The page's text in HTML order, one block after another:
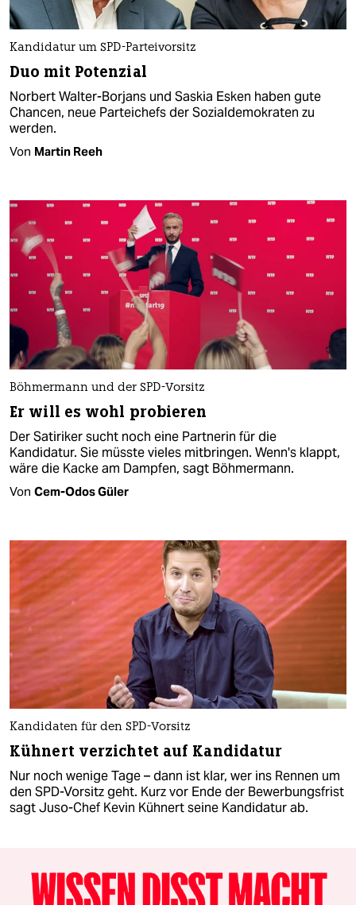
Kandidatur um SPD-Parteivorsitz
Duo mit Potenzial
Norbert Walter-Borjans und Saskia Esken haben gute
Chancen, neue Parteichefs der Sozialdemokraten zu
werden.
Von Martin Reeh
Böhmermann und der SPD-Vorsitz
Er will es wohl probieren
Der Satiriker sucht noch eine Partnerin für die
Kandidatur. Sie müsste vieles mitbringen. Wenn's klappt,
wäre die Kacke am Dampfen, sagt Böhmermann.
Von Cem-Odos Güler
Kandidaten für den SPD-Vorsitz
Kühnert verzichtet auf Kandidatur
Nur noch wenige Tage – dann ist klar, wer ins Rennen um
den SPD-Vorsitz geht. Kurz vor Ende der Bewerbungsfrist
sagt Juso-Chef Kevin Kühnert seine Kandidatur ab.